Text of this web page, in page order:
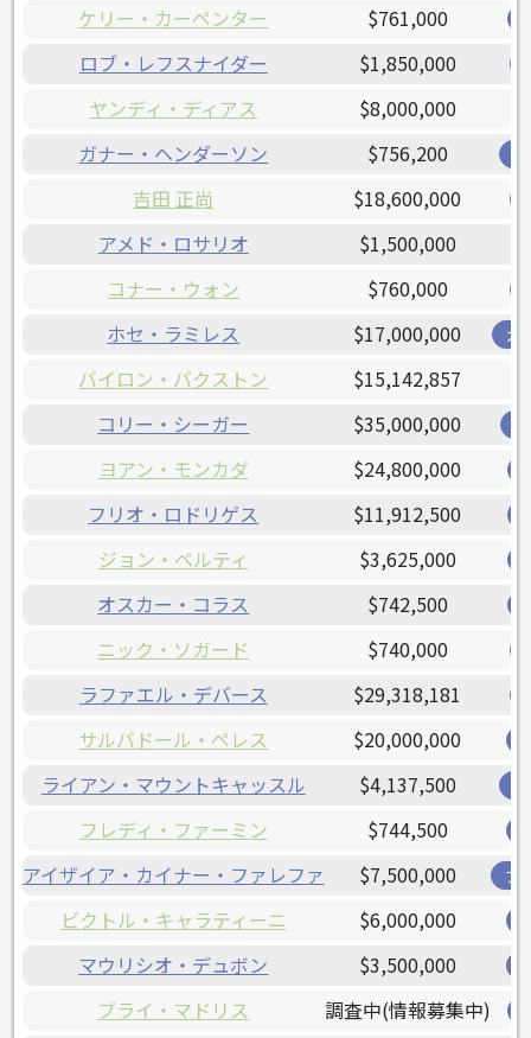
ケリー・カーペンター $761,000
ロブ・レフスナイダー $1,850,000
ヤンディ・ディアス
$8,000,000
ガナー・ヘンダーソン
$756,200
吉田 正尚 $18,600,000
アメド・ロサリオ
$1,500,000
コナー・ウォン
$760,000
ホセ・ラミレス $17,000,000 ガ
バイロン・バクストン $15,142,857
コリー・シーガー $35,000,000
ヨアン・モンカダ $24,800,000
フリオ・ロドリゲス $11,912,500
ジョン・ベルティ $3,625,000
オスカー・コラス $742,500
ニック・ソガード $740,000
ラファエル・デバース $29,318,181
サルバドール・ペレス $20,000,000
ライアン・マウントキャッスル $4,137,500
フレディ・ファーミン $744,500
アイザイア・カイナー・ファレファ $7,500,000 ブ
ビクトル・キャラティーニ $6,000,000
マウリシオ・デュボン $3,500,000
ブライ・マドリス 調査中(情報募集中)